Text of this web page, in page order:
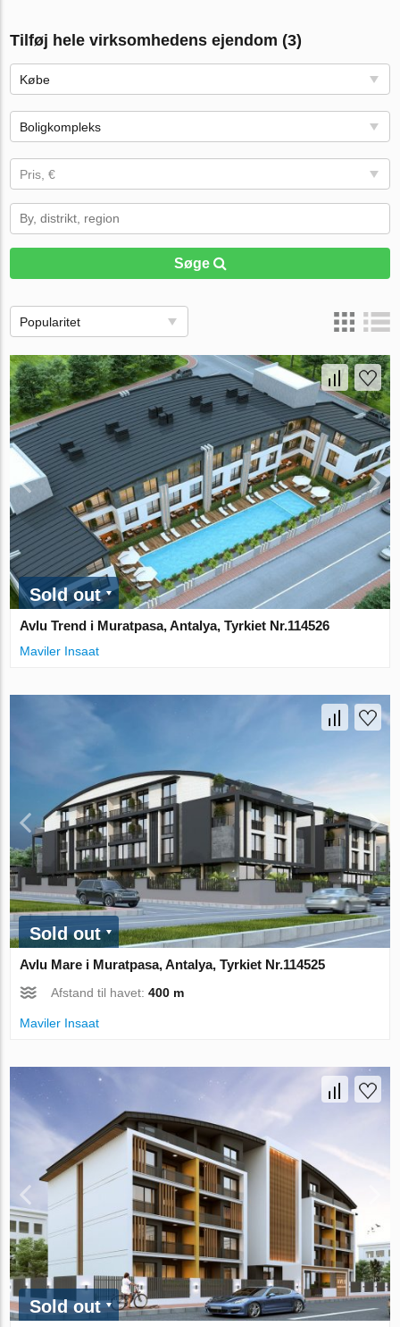
Tilføj hele virksomhedens ejendom (3)
Købe
Boligkompleks
Pris, €
Søge
Popularitet
Sold out
Avlu Trend i Muratpasa, Antalya, Tyrkiet Nr.114526
Maviler Insaat
Sold out
Avlu Mare i Muratpasa, Antalya, Tyrkiet Nr.114525
Afstand til havet:400 m
Maviler Insaat
Sold out